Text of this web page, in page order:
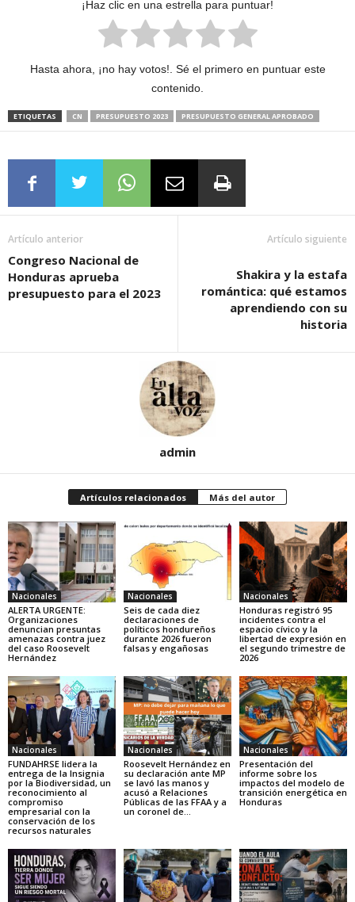
¡Haz clic en una estrella para puntuar!
Hasta ahora, ¡no hay votos!. Sé el primero en puntuar este
contenido.
ETIQUETAS CN PRESUPUESTO 2023 PRESUPUESTO GENERAL APROBADO
Artículo anterior
Congreso Nacional de
Honduras aprueba
presupuesto para el 2023
Artículo siguiente
Shakira y la estafa
romántica: qué estamos
aprendiendo con su
historia
admin
Artículos relacionados Más del autor
Nacionales
ALERTA URGENTE:
Organizaciones
denuncian presuntas
amenazas contra juez
del caso Roosevelt
Hernández
Nacionales
Seis de cada diez
declaraciones de
políticos hondureños
durante 2026 fueron
falsas y engañosas
Nacionales
Honduras registró 95
incidentes contra el
espacio cívico y la
libertad de expresión en
el segundo trimestre de
2026
Nacionales
FUNDAHRSE lidera la
entrega de la Insignia
por la Biodiversidad, un
reconocimiento al
compromiso
empresarial con la
conservación de los
recursos naturales
Nacionales
Roosevelt Hernández en
su declaración ante MP
se lavó las manos y
acusó a Relaciones
Públicas de las FFAA y a
un coronel de...
Nacionales
Presentación del
informe sobre los
impactos del modelo de
transición energética en
Honduras